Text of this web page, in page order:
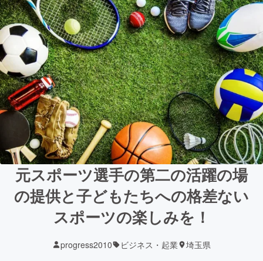
元スポーツ選手の第二の活躍の場
の提供と子どもたちへの格差ない
スポーツの楽しみを！
progress2010 ビジネス・起業 埼玉県